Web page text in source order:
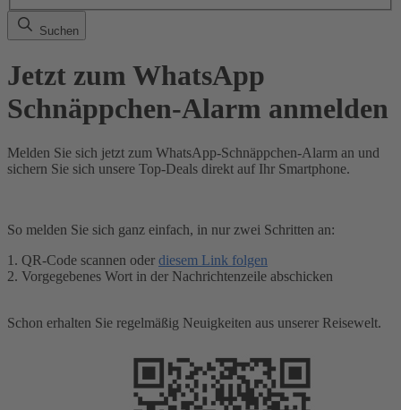
Suchen
Jetzt zum WhatsApp
Schnäppchen-Alarm anmelden
Melden Sie sich jetzt zum WhatsApp-Schnäppchen-Alarm an und
sichern Sie sich unsere Top-Deals direkt auf Ihr Smartphone.
So melden Sie sich ganz einfach, in nur zwei Schritten an:
1. QR-Code scannen oder diesem Link folgen
2. Vorgegebenes Wort in der Nachrichtenzeile abschicken
Schon erhalten Sie regelmäßig Neuigkeiten aus unserer Reisewelt.